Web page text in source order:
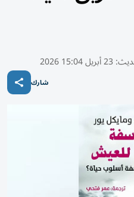
23 أبريل 15:04 2026
شارك